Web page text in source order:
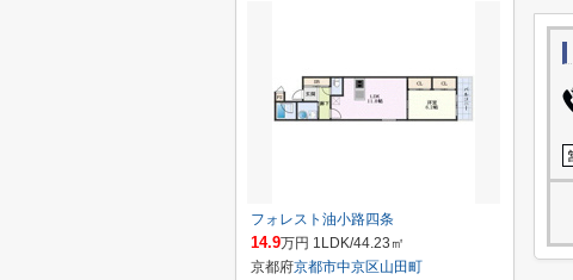
フォレスト油小路四条
14.9万円 1LDK/44.23㎡
京都府京都市中京区山田町